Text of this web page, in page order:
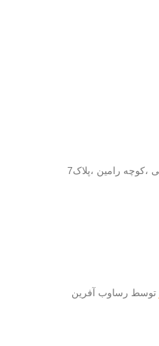
،کوچه رامین ،پلاک7
توسط رساوب آفرین